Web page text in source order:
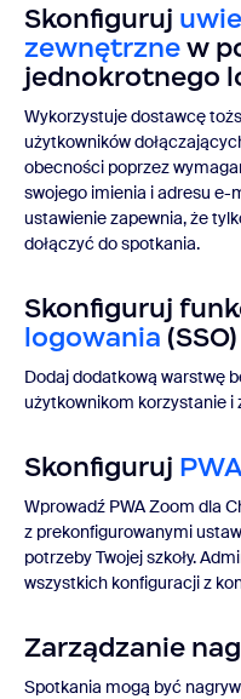
Skonfiguruj
zewnętrznew
jednokrotnego
Wykorzystuje dostawcę
użytkowników
obecności poprzez
swojego imienia i adresu
ustawienie zapewnia, że
dołączyć do spotkania.
Skonfiguruj
logowania (SSO)
Dodaj dodatkową warstwę
użytkownikom korzystanie i
Skonfiguruj
Wprowadź PWA Zoom dla
z prekonfigurowanymi
potrzeby Twojej szkoły.
wszystkich konfiguracji z
Zarządzanie
Spotkania mogą być